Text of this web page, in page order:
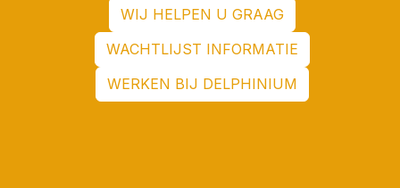
WIJ HELPEN U GRAAG
WACHTLIJST INFORMATIE
WERKEN BIJ DELPHINIUM